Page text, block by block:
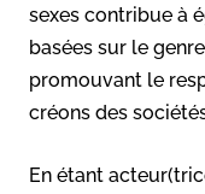
sexes contribue à
basées sur le
promouvant le
créons des
En étant